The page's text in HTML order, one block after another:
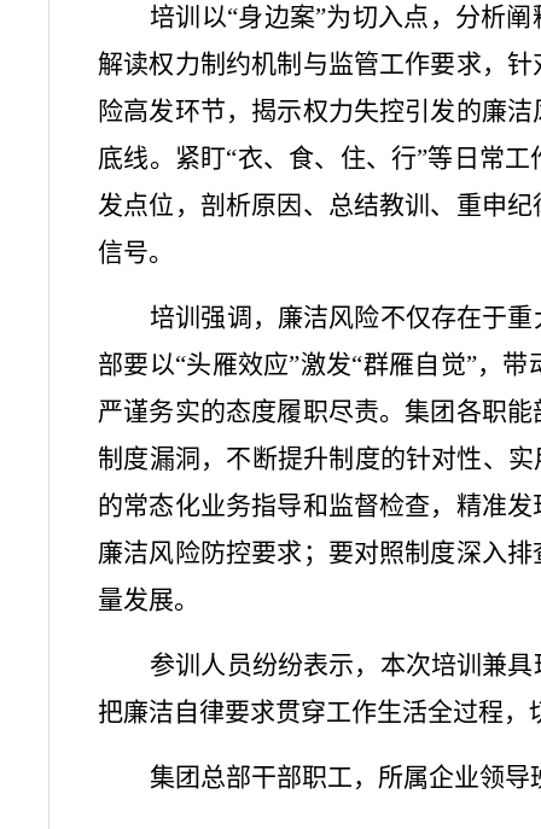
培训以“身边案”为切入点，分析
解读权力制约机制与监管工作要求，
险高发环节，揭示权力失控引发的廉
底线。紧盯“衣、食、住、行”等日常
发点位，剖析原因、总结教训、重申
信号。
培训强调，廉洁风险不仅存在于
部要以“头雁效应”激发“群雁自觉”，
严谨务实的态度履职尽责。集团各职
制度漏洞，不断提升制度的针对性、
的常态化业务指导和监督检查，精准
廉洁风险防控要求；要对照制度深入
量发展。
参训人员纷纷表示，本次培训兼
把廉洁自律要求贯穿工作生活全过程
集团总部干部职工，所属企业领